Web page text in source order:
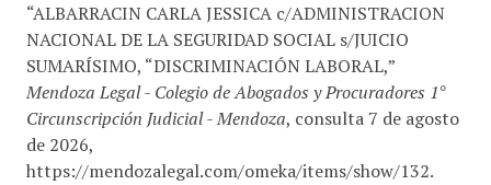
“ALBARRACIN CARLA JESSICA c/ADMINISTRACION
NACIONAL DE LA SEGURIDAD SOCIAL s/JUICIO
SUMARÍSIMO, “DISCRIMINACIÓN LABORAL,”
Mendoza Legal - Colegio de Abogados y Procuradores 1°
Circunscripción Judicial - Mendoza, consulta 7 de agosto
de 2026,
https://mendozalegal.com/omeka/items/show/132.